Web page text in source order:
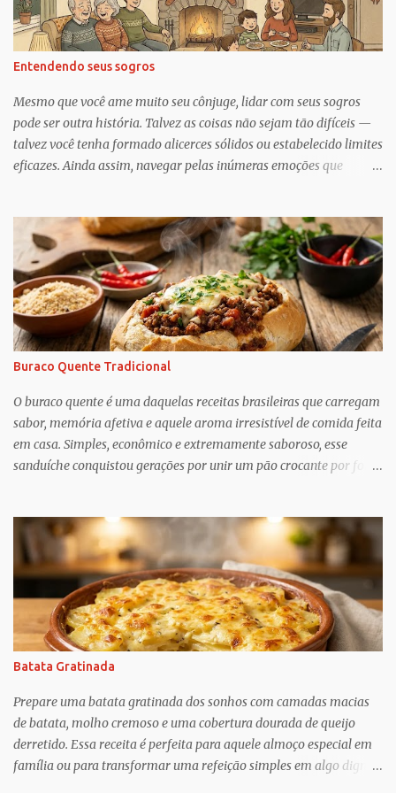
Entendendo seus sogros
Mesmo que você ame muito seu cônjuge, lidar com seus sogros
pode ser outra história. Talvez as coisas não sejam tão difíceis —
talvez você tenha formado alicerces sólidos ou estabelecido limites
eficazes. Ainda assim, navegar pelas inúmeras emoções que
professor da Escola de Serviço Social da Universidade de
Maryland. Greif é coautor de In-Law Relationships: Mothers,
Daughters, Fathers, and Sons , para o qual ele e o coautor Michael
Wooley, PhD, MSW, DCSW, entrevistaram mais de 1.500 sogros
para compartilhar como esses relacionamentos, embora às vezes
complicados, também pode ser gratificante e
reconfortante. Embora a cultura popular e as narrativas sociais
nos façam acreditar que os relacionamentos familiares dão muito
trabalho para manter e podem ser confusos (quem assistiu The
Undoing ?), o que Greif descobriu é mais esperançoso:...
Buraco Quente Tradicional
O buraco quente é uma daquelas receitas brasileiras que carregam
sabor, memória afetiva e aquele aroma irresistível de comida feita
em casa. Simples, econômico e extremamente saboroso, esse
sanduíche conquistou gerações por unir um pão crocante por fora
está justamente no preparo: um pão macio recebe um recheio
abundante de carne cozida lentamente com temperos, criando
uma combinação perfeita para qualquer momento do dia. Muito
popular em festas, lanchonetes, reuniões familiares e até como
opção para um jantar rápido, o buraco quente é uma receita
versátil que agrada crianças e adultos. O contraste entre o pão
levemente tostado e o recheio quente e cremoso transforma
é uma ótima alternativa para aproveitar ingredientes que muitas
vezes já temos na cozinha, como carne moída, cebola, tomate e
te...
Batata Gratinada
Prepare uma batata gratinada dos sonhos com camadas macias
de batata, molho cremoso e uma cobertura dourada de queijo
derretido. Essa receita é perfeita para aquele almoço especial em
família ou para transformar uma refeição simples em algo digno